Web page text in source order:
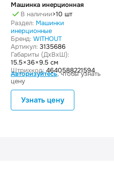
Машинка инерционная
В наличии>10 шт
Раздел: Машинки
инерционные
Бренд: WITHOUT
Артикул: 3135686
Габариты (ДxВxШ):
15.5 × 36 × 9.5 см
Штрихкод: 4640588221594
Авторизуйтесь, чтобы узнать
цену
Узнать цену